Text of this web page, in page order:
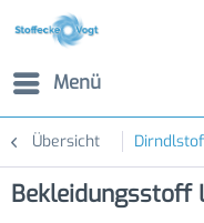
Menü
Übersicht
Bekleidungsstoff